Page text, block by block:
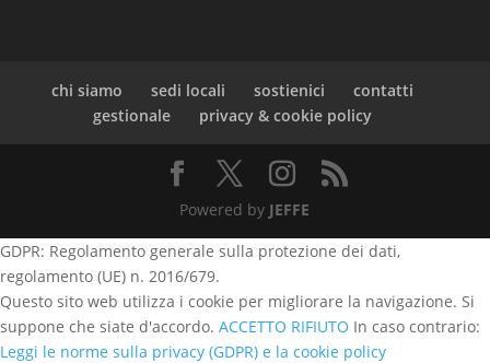
chi siamo sedi locali sostienici
contatti
gestionale
privacy & cookie policy
Powered by JEFFE
GDPR: Regolamento generale sulla protezione dei dati,
regolamento (UE) n. 2016/679.
Questo sito web utilizza i cookie per migliorare la navigazione. Si
suppone che siate d'accordo. ACCETTO RIFIUTO In caso contrario:
Leggi le norme sulla privacy (GDPR) e la cookie policy